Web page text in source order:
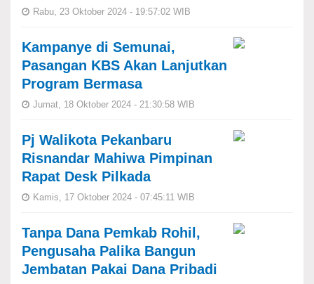
Rabu, 23 Oktober 2024 - 19:57:02 WIB
Kampanye di Semunai,
Pasangan KBS Akan Lanjutkan
Program Bermasa
Jumat, 18 Oktober 2024 - 21:30:58 WIB
Pj Walikota Pekanbaru
Risnandar Mahiwa Pimpinan
Rapat Desk Pilkada
Kamis, 17 Oktober 2024 - 07:45:11 WIB
Tanpa Dana Pemkab Rohil,
Pengusaha Palika Bangun
Jembatan Pakai Dana Pribadi